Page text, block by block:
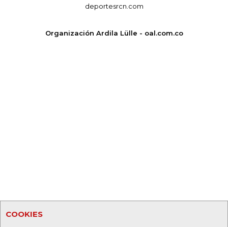
COOKIES
deportesrcn.com
Organización Ardila Lülle - oal.com.co